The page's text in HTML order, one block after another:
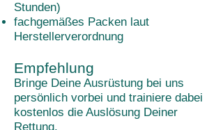
Stunden)
fachgemäßes Packen laut
Herstellerverordnung
Empfehlung
Bringe Deine Ausrüstung bei uns
persönlich vorbei und trainiere dabei
kostenlos die Auslösung Deiner
Rettung.